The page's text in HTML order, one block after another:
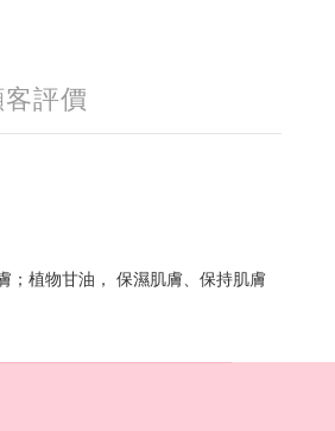
評價
；植物甘油， 保濕肌膚、保持肌膚